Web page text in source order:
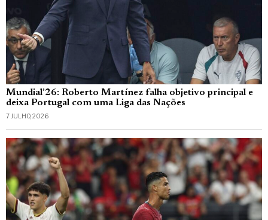
Mundial’26: Roberto Martínez falha objetivo principal e
deixa Portugal com uma Liga das Nações
7 JULHO, 2026